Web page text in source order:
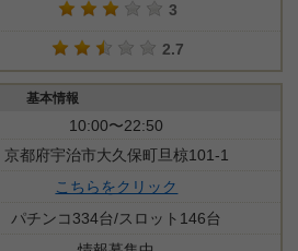
3
2.7
基本情報
10:00〜22:50
京都府宇治市大久保町旦椋101-1
こちらをクリック
パチンコ334台/スロット146台